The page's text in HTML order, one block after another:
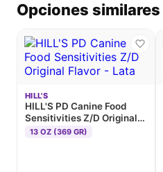
Opciones similares
HILL'S
HILL'S PD Canine Food
Sensitivities Z/D Original
Flavor - Lata
13 OZ (369 GR)